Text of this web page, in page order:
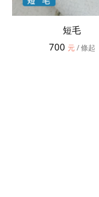
短毛
700 元/ 條起